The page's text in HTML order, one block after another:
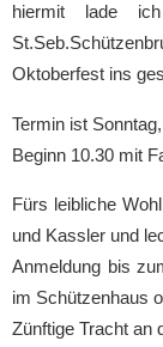
hiermit lade
Oktoberfest ins
Termin ist
Beginn 10.30 mit
Fürs leibliche
und Kassler und
Anmeldung bis
im Schützenhaus
Zünftige Tracht an